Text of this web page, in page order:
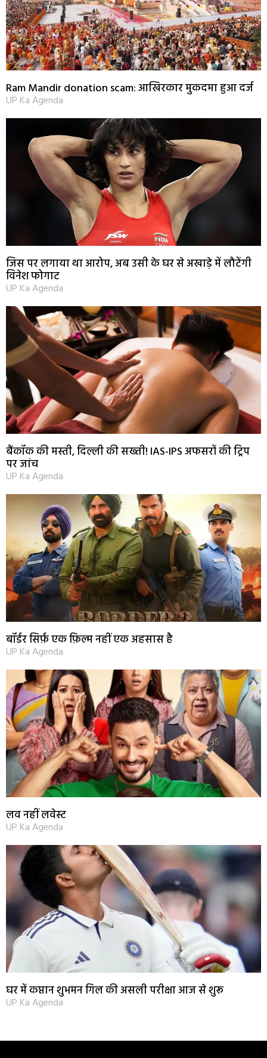
Ram Mandir donation scam: आखिरकार मुकदमा हुआ दर्ज
UP Ka Agenda
जिस पर लगाया था आरोप, अब उसी के घर से अखाड़े में लौटेंगी
विनेश फोगाट
UP Ka Agenda
बैंकॉक की मस्ती, दिल्ली की सख्ती! IAS-IPS अफसरों की ट्रिप
पर जांच
UP Ka Agenda
बॉर्डर सिर्फ़ एक फ़िल्म नहीं एक अहसास है
UP Ka Agenda
लव नहीं लवेस्ट
UP Ka Agenda
घर में कप्तान शुभमन गिल की असली परीक्षा आज से शुरू
UP Ka Agenda